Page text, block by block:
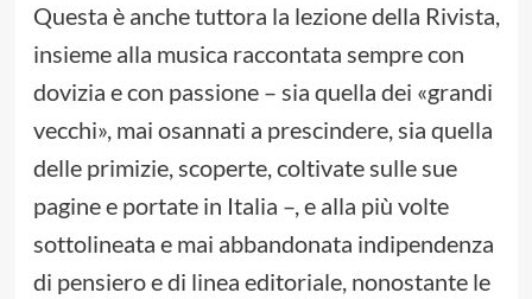
Questa è anche tuttora la lezione della Rivista,
insieme alla musica raccontata sempre con
dovizia e con passione – sia quella dei «grandi
vecchi», mai osannati a prescindere, sia quella
delle primizie, scoperte, coltivate sulle sue
pagine e portate in Italia –, e alla più volte
sottolineata e mai abbandonata indipendenza
di pensiero e di linea editoriale, nonostante le